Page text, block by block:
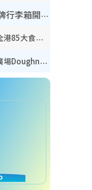
開倉優惠｜尖沙咀名牌行李箱開倉低至4折！一連5日 American Tourister/ace./Hallmark $200起！
【8月生日優惠2026】全港85大食買玩著數攻略 自助餐/火鍋放題同行免費＋誠品/DONKI送現金券
開倉優惠｜銅鑼灣時代廣場Doughnut/Campo Marzio開倉低至1折！背囊、書包、手袋劈價$200起